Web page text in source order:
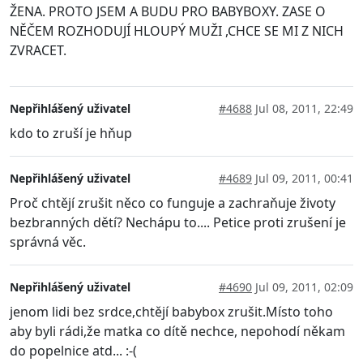
ŽENA. PROTO JSEM A BUDU PRO BABYBOXY. ZASE O
NĚČEM ROZHODUJÍ HLOUPÝ MUŽI ,CHCE SE MI Z NICH
ZVRACET.
Nepřihlášený uživatel #4688 Jul 08, 2011, 22:49
kdo to zruší je hňup
Nepřihlášený uživatel #4689 Jul 09, 2011, 00:41
Proč chtějí zrušit něco co funguje a zachraňuje životy
bezbranných dětí? Nechápu to.... Petice proti zrušení je
správná věc.
Nepřihlášený uživatel #4690 Jul 09, 2011, 02:09
jenom lidi bez srdce,chtějí babybox zrušit.Místo toho
aby byli rádi,že matka co dítě nechce, nepohodí někam
do popelnice atd... :-(